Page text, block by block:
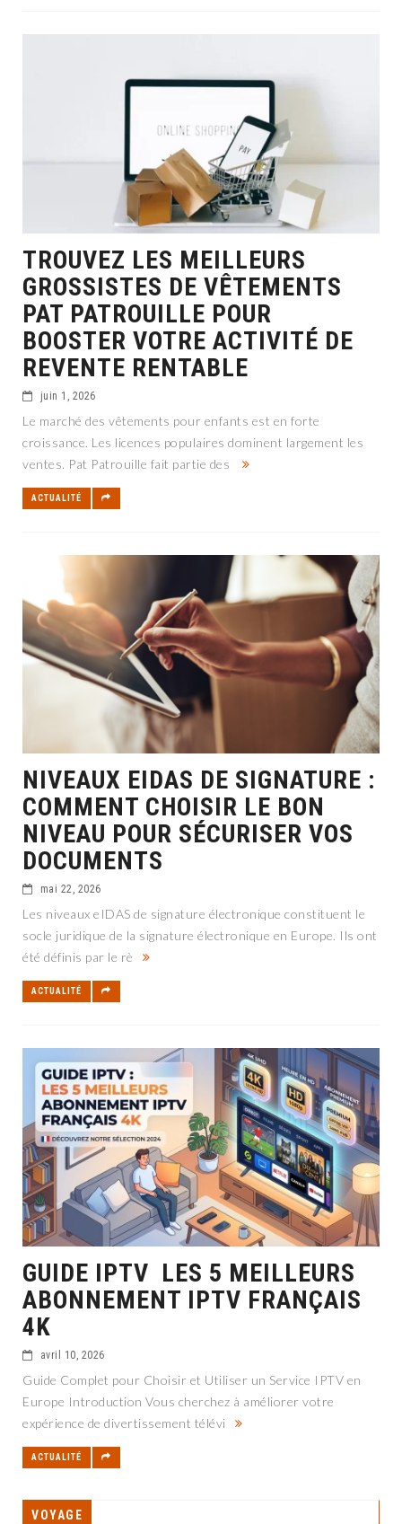
TROUVEZ LES MEILLEURS
GROSSISTES DE VÊTEMENTS
PAT PATROUILLE POUR
BOOSTER VOTRE ACTIVITÉ DE
REVENTE RENTABLE
juin 1, 2026
Le marché des vêtements pour enfants est en forte
croissance. Les licences populaires dominent largement les
ventes. Pat Patrouille fait partie des
ACTUALITÉ
NIVEAUX EIDAS DE SIGNATURE :
COMMENT CHOISIR LE BON
NIVEAU POUR SÉCURISER VOS
DOCUMENTS
mai 22, 2026
Les niveaux eIDAS de signature électronique constituent le
socle juridique de la signature électronique en Europe. Ils ont
été définis par le rè
ACTUALITÉ
GUIDE IPTV LES 5 MEILLEURS
ABONNEMENT IPTV FRANÇAIS
4K
avril 10, 2026
Guide Complet pour Choisir et Utiliser un Service IPTV en
Europe Introduction Vous cherchez à améliorer votre
expérience de divertissement télévi
ACTUALITÉ
VOYAGE